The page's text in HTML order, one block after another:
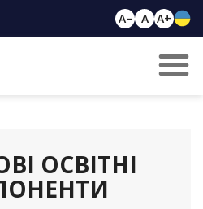
A− A A+
ОСВІТНІ